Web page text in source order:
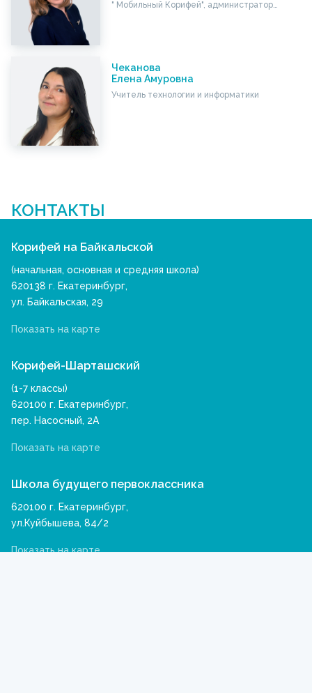
" Мобильный Корифей", администратор…
Чеканова
Елена Амуровна
Учитель технологии и информатики
КОНТАКТЫ
Корифей на Байкальской
(начальная, основная и средняя школа)
620138 г. Екатеринбург,
ул. Байкальская, 29
Показать на карте
Корифей-Шарташский
(1-7 классы)
620100 г. Екатеринбург,
пер. Насосный, 2А
Показать на карте
Школа будущего первоклассника
620100 г. Екатеринбург,
ул.Куйбышева, 84/2
Показать на карте